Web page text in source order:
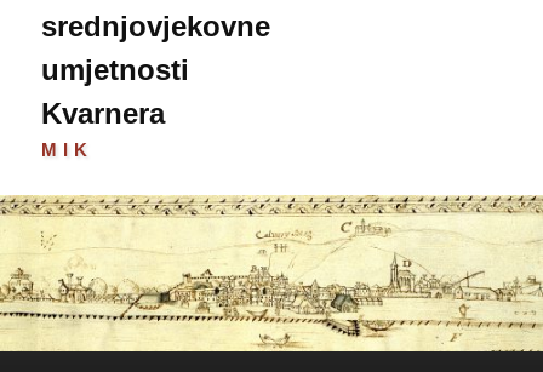
srednjovjekovne
umjetnosti
Kvarnera
MIK